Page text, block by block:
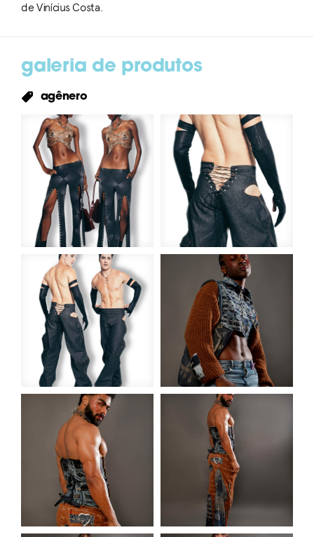
de Vinícius Costa.
galeria de produtos
agênero